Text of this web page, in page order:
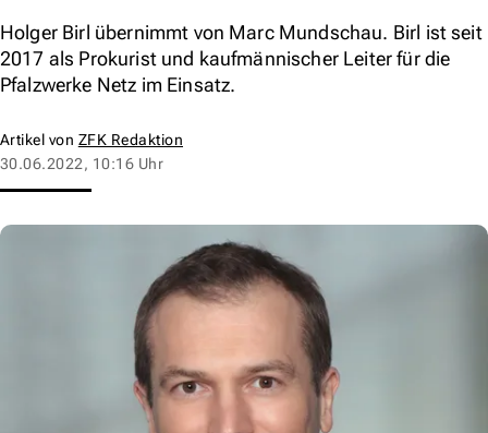
Holger Birl übernimmt von Marc Mundschau. Birl ist seit
2017 als Prokurist und kaufmännischer Leiter für die
Pfalzwerke Netz im Einsatz.
Artikel von ZFK Redaktion
30.06.2022, 10:16 Uhr